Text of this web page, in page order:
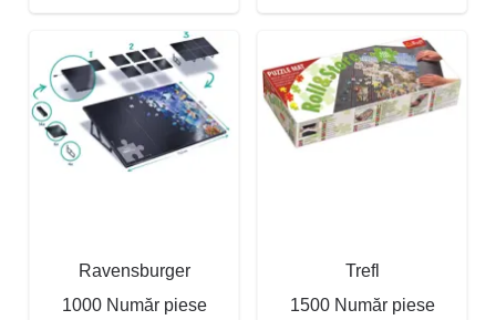
Ravensburger
1000 Număr piese
Trefl
1500 Număr piese